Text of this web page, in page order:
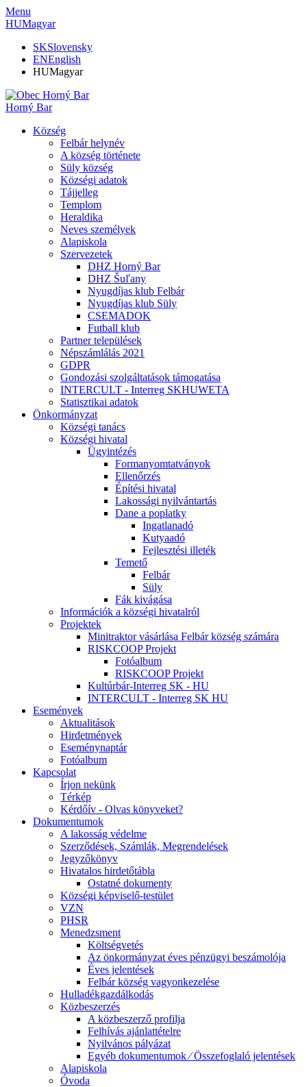
Menu
HUMagyar
SKSlovensky
ENEnglish
HUMagyar
Horný Bar
Község
Felbár helynév
A község története
Süly község
Községi adatok
Tájjelleg
Templom
Heraldika
Neves személyek
Alapiskola
Szervezetek
DHZ Horný Bar
DHZ Šuľany
Nyugdíjas klub Felbár
Nyugdíjas klub Süly
CSEMADOK
Futball klub
Partner települések
Népszámlálás 2021
GDPR
Gondozási szolgáltatások támogatása
INTERCULT - Interreg SKHUWETA
Statisztikai adatok
Önkormányzat
Községi tanács
Községi hivatal
Ügyintézés
Formanyomtatványok
Ellenőrzés
Építési hivatal
Lakossági nyilvántartás
Dane a poplatky
Ingatlanadó
Kutyaadó
Fejlesztési illeték
Temető
Felbár
Süly
Fák kivágása
Információk a községi hivatalról
Projektek
Minitraktor vásárlása Felbár község számára
RISKCOOP Projekt
Fotóalbum
RISKCOOP Projekt
Kultúrbár-Interreg SK - HU
INTERCULT - Interreg SK HU
Események
Aktualitások
Hirdetmények
Eseménynaptár
Fotóalbum
Kapcsolat
Írjon nekünk
Térkép
Kérdőív - Olvas könyveket?
Dokumentumok
A lakosság védelme
Szerződések, Számlák, Megrendelések
Jegyzőkönyv
Hivatalos hirdetőtábla
Ostatné dokumenty
Községi képviselő-testület
VZN
PHSR
Menedzsment
Költségvetés
Az önkormányzat éves pénzügyi beszámolója
Éves jelentések
Felbár község vagyonkezelése
Hulladékgazdálkodás
Közbeszerzés
A közbeszerző profilja
Felhívás ajánlattételre
Nyilvános pályázat
Egyéb dokumentumok ⁄ Összefoglaló jelentések
Alapiskola
Óvoda